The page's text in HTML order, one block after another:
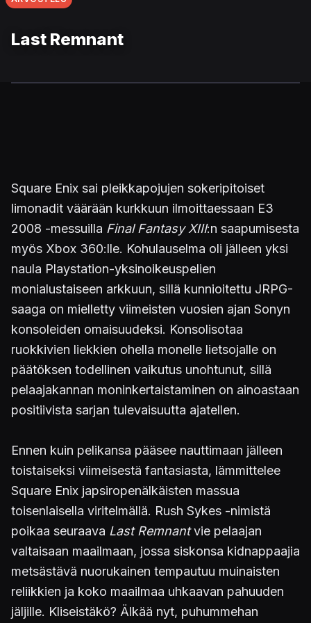
Last Remnant
Square Enix sai pleikkapojujen sokeripitoiset
limonadit väärään kurkkuun ilmoittaessaan E3
2008 -messuilla Final Fantasy XIII:n saapumisesta
myös Xbox 360:lle. Kohulauselma oli jälleen yksi
naula Playstation-yksinoikeuspelien
monialustaiseen arkkuun, sillä kunnioitettu JRPG-
saaga on mielletty viimeisten vuosien ajan Sonyn
konsoleiden omaisuudeksi. Konsolisotaa
ruokkivien liekkien ohella monelle lietsojalle on
päätöksen todellinen vaikutus unohtunut, sillä
pelaajakannan moninkertaistaminen on ainoastaan
positiivista sarjan tulevaisuutta ajatellen.
Ennen kuin pelikansa pääsee nauttimaan jälleen
toistaiseksi viimeisestä fantasiasta, lämmittelee
Square Enix japsiropenälkäisten massua
toisenlaisella viritelmällä. Rush Sykes -nimistä
poikaa seuraava Last Remnantvie pelaajan
valtaisaan maailmaan, jossa siskonsa kidnappaajia
metsästävä nuorukainen tempautuu muinaisten
reliikkien ja koko maailmaa uhkaavan pahuuden
jäljille. Kliseistäkö? Älkää nyt, puhummehan